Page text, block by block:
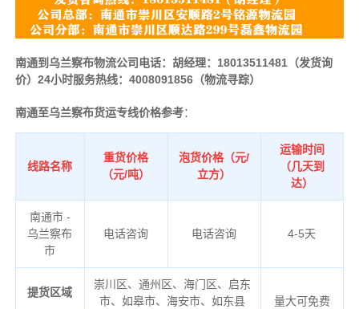
南通到乌兰察布物流公司电话：胡经理：18013511481（发货询
价）24小时服务热线：4008091856（物流寻踪）
南通至乌兰察布货运专线价格参考：
线路名称
重货价格
（元/吨）
泡货价格（元/
立方）
运输时间
（几天到
达）
南通市 -
乌兰察布
市
电话咨询 电话咨询 4-5天
提货区域
崇川区、通州区、海门区、启东
市、如皋市、海安市、如东县
量大可免费